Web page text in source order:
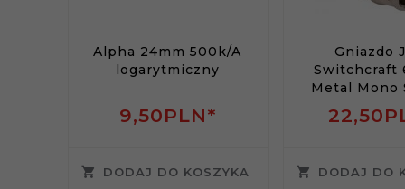
Alpha 24mm 500k/A
logarytmiczny
9,50PLN*
DODAJ DO KOSZYKA
Gniazdo
Switchcraft
Metal Mono
22,50
DODAJ DO